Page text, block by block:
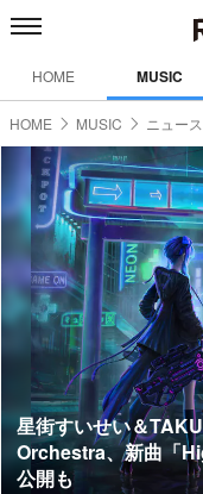
HOME MUSIC
HOME MUSIC ニュース
星街すいせい＆
Orchestra、新曲「
公開も